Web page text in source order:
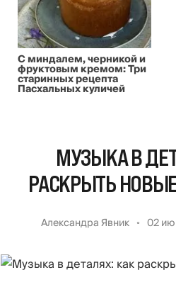
С миндалем, черникой и
фруктовым кремом: Три
старинных рецепта
Пасхальных куличей
МУЗЫКА В
РАСКРЫТЬ
Александра Явник 02